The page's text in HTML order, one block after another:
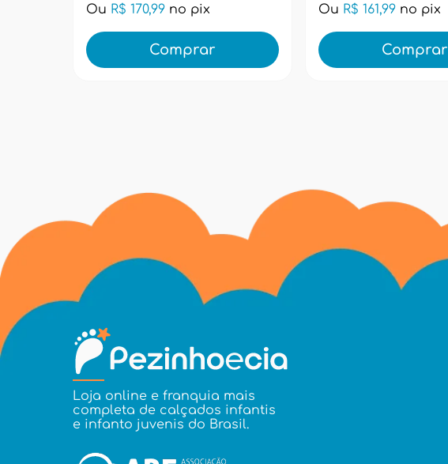
Ou R$ 170,99 no pix
Comprar
Ou R$ 161,99 no pix
Comprar
Loja online e franquia mais
completa de calçados infantis
e infanto juvenis do Brasil.